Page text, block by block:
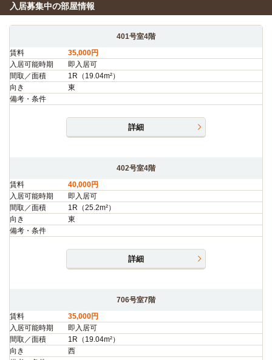
入居募集中の部屋情報
401号室4階
賃料
35,000円
入居可能時期
即入居可
間取／面積
1R（19.04m²）
向き
東
備考・条件
詳細
402号室4階
賃料
40,000円
入居可能時期
即入居可
間取／面積
1R（25.2m²）
向き
東
備考・条件
詳細
706号室7階
賃料
35,000円
入居可能時期
即入居可
間取／面積
1R（19.04m²）
向き
西